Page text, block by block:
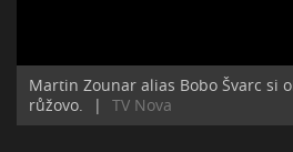
Martin Zounar alias Bobo Švarc si
růžovo.
| TV Nova